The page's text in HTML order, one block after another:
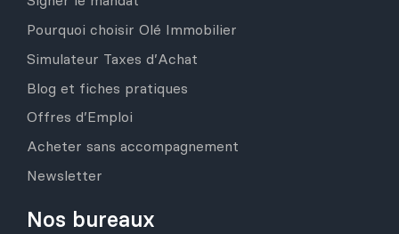
Pourquoi choisir Olé Immobilier
Simulateur Taxes d’Achat
Blog et fiches pratiques
Offres d’Emploi
Acheter sans accompagnement
Newsletter
Nos bureaux